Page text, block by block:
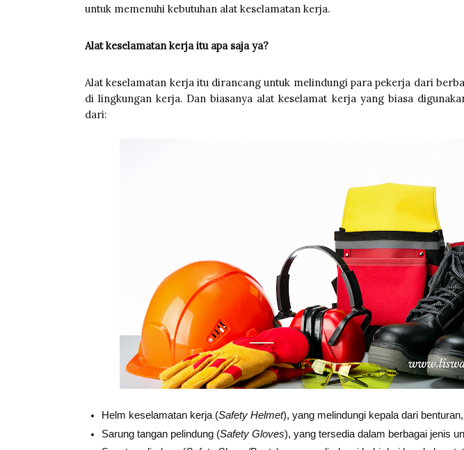
untuk memenuhi kebutuhan alat keselamatan kerja.
Alat keselamatan kerja itu apa saja ya?
Alat keselamatan kerja itu dirancang untuk melindungi para pekerja dari
di lingkungan kerja. Dan biasanya alat keselamat kerja yang biasa
dari:
Helm keselamatan kerja (Safety Helmet), yang melindungi kepala dari
Sarung tangan pelindung (Safety Gloves), yang tersedia dalam berbagai jenis